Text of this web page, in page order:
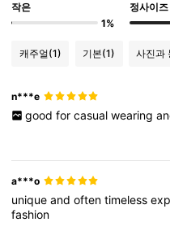
작은
1%
정사이즈
캐주얼(1) 기본(1) 사진과
n***e
good for casual wearing
a***o
uniqueandoftentimeless
fashion